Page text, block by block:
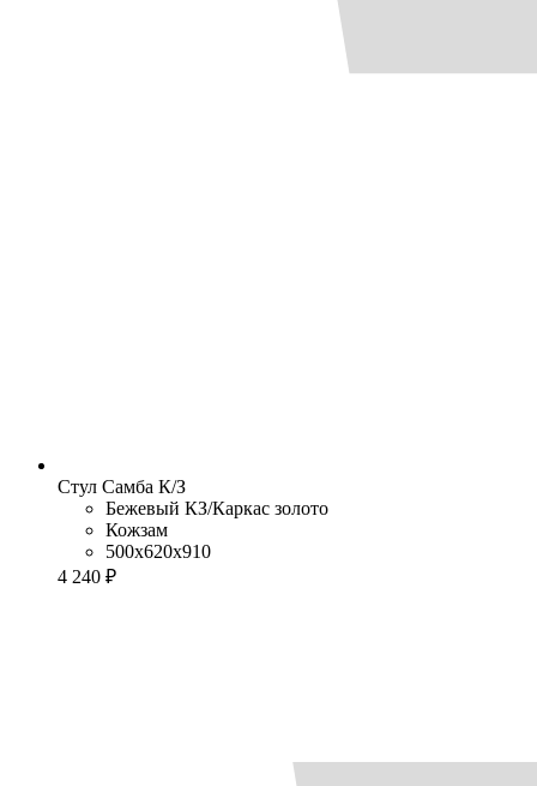
Стул Самба К/З
Бежевый КЗ/Каркас золото
Кожзам
500x620x910
4 240 ₽